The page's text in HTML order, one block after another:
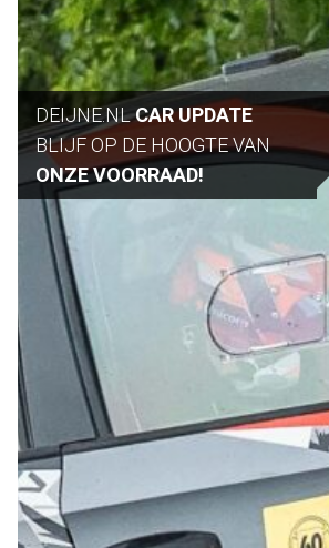
DEIJNE.NLCAR UPDATE
BLIJF OP DE HOOGTE VAN
ONZE VOORRAAD!